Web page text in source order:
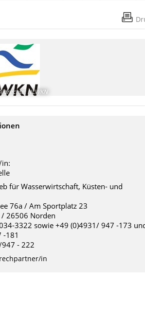
:NLWKN
für Wasserwirtschaft, Küsten- und
76a / Am Sportplatz 23
26506 Norden
3322 sowie +49 (0)4931/ 947 -173
-181
947 - 222
in